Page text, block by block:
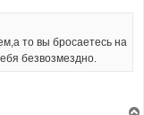
то вы бросаетесь на
безвозмездно.